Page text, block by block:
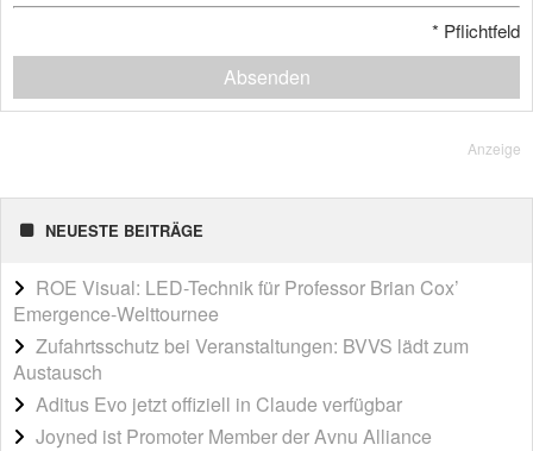
* Pflichtfeld
Absenden
Anzeige
NEUESTE BEITRÄGE
ROE Visual: LED-Technik für Professor Brian Cox’
Emergence-Welttournee
Zufahrtsschutz bei Veranstaltungen: BVVS lädt zum
Austausch
Aditus Evo jetzt offiziell in Claude verfügbar
Joyned ist Promoter Member der Avnu Alliance